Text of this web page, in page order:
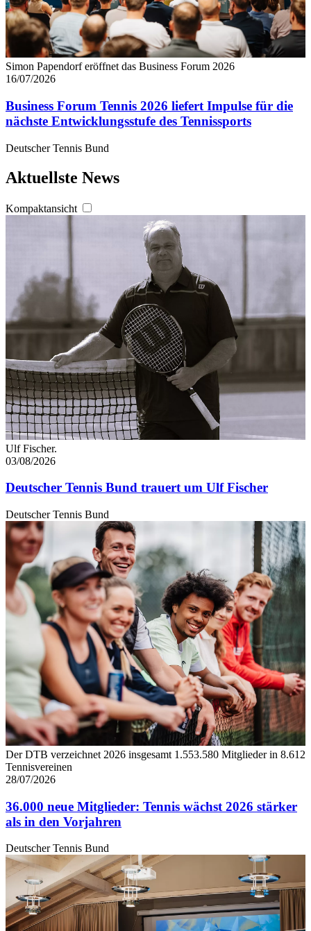
Simon Papendorf eröffnet das Business Forum 2026
16/07/2026
Business Forum Tennis 2026 liefert Impulse für die
nächste Entwicklungsstufe des Tennissports
Deutscher Tennis Bund
Aktuellste News
Kompaktansicht
Ulf Fischer.
03/08/2026
Deutscher Tennis Bund trauert um Ulf Fischer
Deutscher Tennis Bund
Der DTB verzeichnet 2026 insgesamt 1.553.580 Mitglieder in 8.612
Tennisvereinen
28/07/2026
36.000 neue Mitglieder: Tennis wächst 2026 stärker
als in den Vorjahren
Deutscher Tennis Bund